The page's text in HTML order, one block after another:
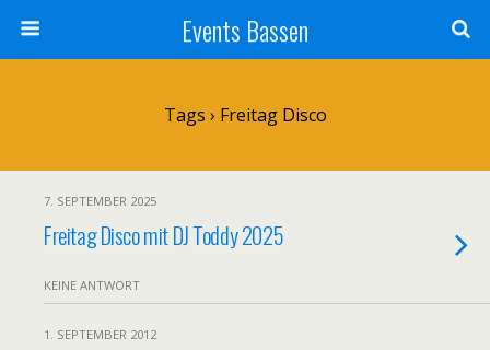
Events Bassen
Tags › Freitag Disco
7. SEPTEMBER 2025
Freitag Disco mit DJ Toddy 2025
KEINE ANTWORT
1. SEPTEMBER 2012